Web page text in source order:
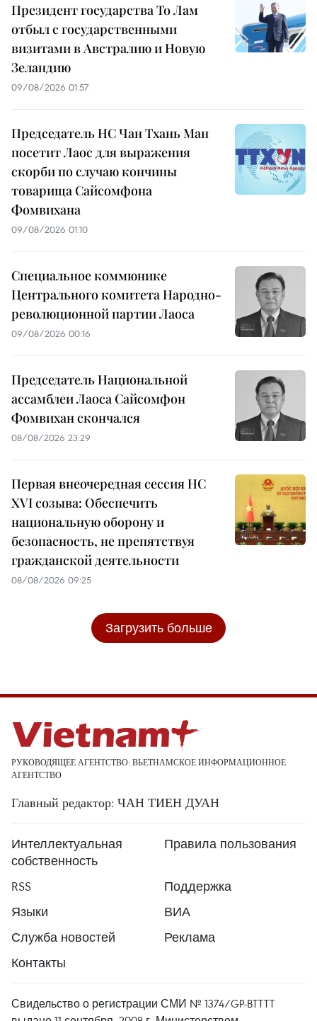
Президент государства То Лам
отбыл с государственными
визитами в Австралию и Новую
Зеландию
09/08/2026 01:57
Председатель НС Чан Тхань Ман
посетит Лаос для выражения
скорби по случаю кончины
товарища Сайсомфона
Фомвихана
09/08/2026 01:10
Специальное коммюнике
Центрального комитета Народно-
революционной партии Лаоса
09/08/2026 00:16
Председатель Национальной
ассамблеи Лаоса Сайсомфон
Фомвихан скончался
08/08/2026 23:29
Первая внеочередная сессия НС
XVI созыва: Обеспечить
национальную оборону и
безопасность, не препятствуя
гражданской деятельности
08/08/2026 09:25
Загрузить больше
РУКОВОДЯЩЕЕ АГЕНТСТВО: ВЬЕТНАМСКОЕ ИНФОРМАЦИОННОЕ
АГЕНТСТВО
Главный редактор: ЧАН ТИЕН ДУАН
Интеллектуальная
собственность
Правила пользования
RSS
Поддержка
Языки
ВИА
Служба новостей
Реклама
Контакты
Свидельство о регистрации СМИ № 1374/GP-BTTTT